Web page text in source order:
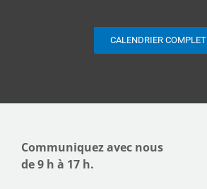
CALENDRIER COMPLET
Communiquez avec nous
de 9 h à 17 h.